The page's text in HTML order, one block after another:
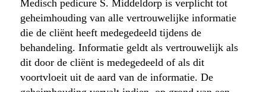
Medisch pedicure S. Middeldorp is verplicht tot
geheimhouding van alle vertrouwelijke informatie
die de cliënt heeft medegedeeld tijdens de
behandeling. Informatie geldt als vertrouwelijk als
dit door de cliënt is medegedeeld of als dit
voortvloeit uit de aard van de informatie. De